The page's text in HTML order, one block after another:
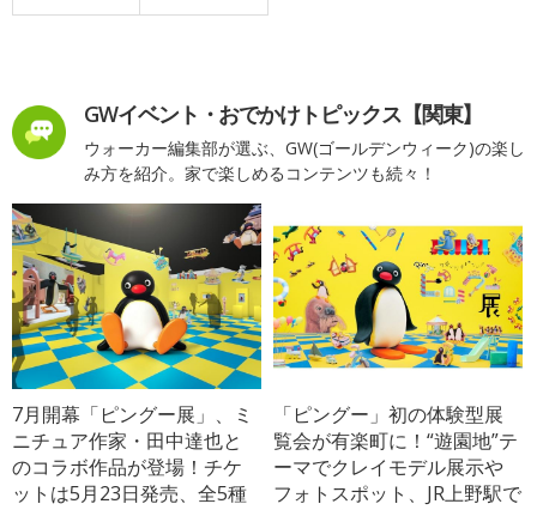
GWイベント・おでかけトピックス【関東】
ウォーカー編集部が選ぶ、GW(ゴールデンウィーク)の楽し
み方を紹介。家で楽しめるコンテンツも続々！
7月開幕「ピングー展」、ミ
ニチュア作家・田中達也と
のコラボ作品が登場！チケ
ットは5月23日発売、全5種
「ピングー」初の体験型展
覧会が有楽町に！“遊園地”テ
ーマでクレイモデル展示や
フォトスポット、JR上野駅で